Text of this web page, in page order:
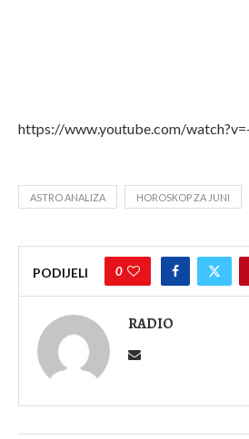
https://www.youtube.com/
ASTRO ANALIZA HOROSKOP ZA JUNI
PODIJELI 0
RADIO